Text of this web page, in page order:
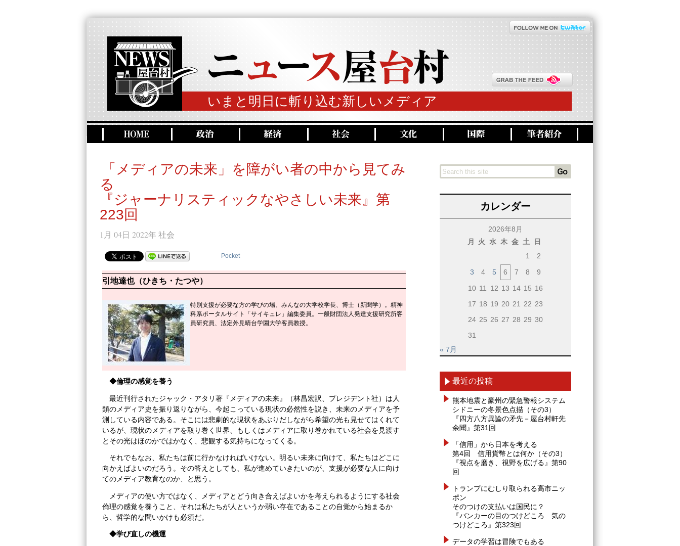
いまと明日に斬り込む新しいメディア
「メディアの未来」を障がい者の中から見てみ
る
『ジャーナリスティックなやさしい未来』第
223回
1月 04日 2022年 社会
Pocket
引地達也（ひきち・たつや）
特別支援が必要な方の学びの場、みんなの大学校学長、博士（新聞学）。精神
科系ポータルサイト「サイキュレ」編集委員。一般財団法人発達支援研究所客
員研究員、法定外見晴台学園大学客員教授。
◆倫理の感覚を養う
最近刊行されたジャック・アタリ著『メディアの未来』（林昌宏訳、プレジデント社）は人
類のメディア史を振り返りながら、今起こっている現状の必然性を説き、未来のメディアを予
測している内容である。そこには悲劇的な現状をあぶりだしながら希望の光も見せてはくれて
いるが、現状のメディアを取り巻く世界、もしくはメディアに取り巻かれている社会を見渡す
とその光はほのかではかなく、悲観する気持ちになってくる。
それでもなお、私たちは前に行かなければいけない。明るい未来に向けて、私たちはどこに
向かえばよいのだろう。その答えとしても、私が進めていきたいのが、支援が必要な人に向け
てのメディア教育なのか、と思う。
メディアの使い方ではなく、メディアとどう向き合えばよいかを考えられるようにする社会
倫理の感覚を養うこと、それは私たちが人というか弱い存在であることの自覚から始まるか
ら、哲学的な問いかけも必須だ。
◆学び直しの機運
カレンダー
2026年8月
月
火 水 木 金 土
日
1
2
3
4 5 6 7 8
9
10 11 12 13 14 15 16
17 18 19 20 21 22 23
24 25 26 27 28 29 30
31
« 7月
最近の投稿
熊本地震と豪州の緊急警報システム
シドニーの冬景色点描（その3）
『四方八方異論の矛先－屋台村軒先
余聞』第31回
「信用」から日本を考える
第4回 信用貨幣とは何か（その3）
『視点を磨き、視野を広げる』第90
回
トランプにむしり取られる高市ニッ
ポン
そのつけの支払いは国民に？
『バンカーの目のつけどころ 気の
つけどころ』第323回
データの学習は冒険でもある